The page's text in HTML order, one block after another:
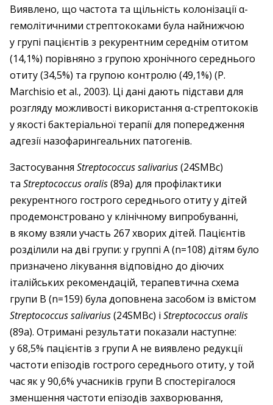
Виявлено, що частота та щільність колонізації α-
гемолітичними стрептококами була найнижчою
у групі пацієнтів з рекурентним середнім отитом
(14,1%) порівняно з групою хронічного середнього
отиту (34,5%) та групою контролю (49,1%) (P.
Marchisio et al., 2003). Ці дані дають підстави для
розгляду можливості використання α-стрептококів
у якості бактеріальної терапії для попередження
адгезії назофарингеальних патогенів.
Застосування Streptococcus salivarius(24SMBc)
та Streptococcus oralis(89a) для профілактики
рекурентного гострого середнього отиту у дітей
продемонстровано у клінічному випробуванні,
в якому взяли участь 267 хворих дітей. Пацієнтів
розділили на дві групи: у группі А (n=108) дітям було
призначено лікування відповідно до діючих
італійських рекомендацій, терапевтична схема
групи В (n=159) була доповнена засобом із вмістом
Streptococcus salivarius(24SMBc) i Streptococcus oralis
(89a). Отримані результати показали наступне:
у 68,5% пацієнтів з групи А не виявлено редукції
частоти епізодів гострого середнього отиту, у той
час як у 90,6% учасників групи В спостерігалося
зменшення частоти епізодів захворювання,